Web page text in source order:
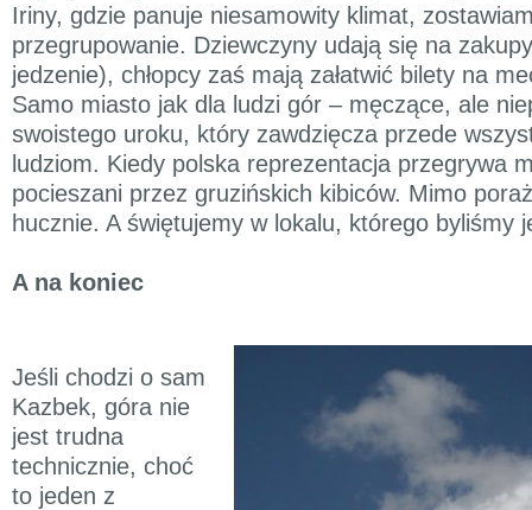
Iriny, gdzie panuje niesamowity klimat,
przegrupowanie. Dziewczyny udają się na
jedzenie), chłopcy zaś mają załatwić bilety na
Samo miasto jak dla ludzi gór – męczące, ale
swoistego uroku, który zawdzięcza przede
ludziom. Kiedy polska reprezentacja przegrywa
pocieszani przez gruzińskich kibiców. Mimo
hucznie. A świętujemy w lokalu, którego byliśmy
A na koniec
Jeśli chodzi o sam
Kazbek, góra nie
jest trudna
technicznie, choć
to jeden z